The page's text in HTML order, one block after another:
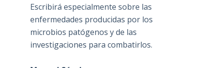
Escribirá especialmente sobre las
enfermedades producidas por los
microbios patógenos y de las
investigaciones para combatirlos.